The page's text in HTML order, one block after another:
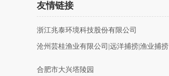
友情链接
浙江兆泰环境科技股份有限公司
沧州芸桂渔业有限公司|远洋捕捞|渔业捕捞
合肥市大兴塔陵园